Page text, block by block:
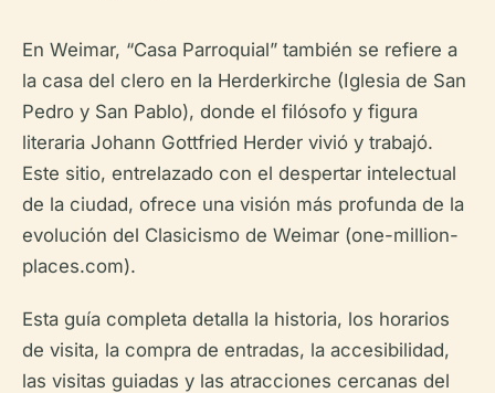
En Weimar, “Casa Parroquial” también se refiere a
la casa del clero en la Herderkirche (Iglesia de San
Pedro y San Pablo), donde el filósofo y figura
literaria Johann Gottfried Herder vivió y trabajó.
Este sitio, entrelazado con el despertar intelectual
de la ciudad, ofrece una visión más profunda de la
evolución del Clasicismo de Weimar (one-million-
places.com).
Esta guía completa detalla la historia, los horarios
de visita, la compra de entradas, la accesibilidad,
las visitas guiadas y las atracciones cercanas del